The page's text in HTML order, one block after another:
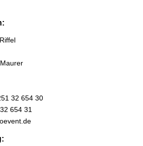
32 654 30
654 31